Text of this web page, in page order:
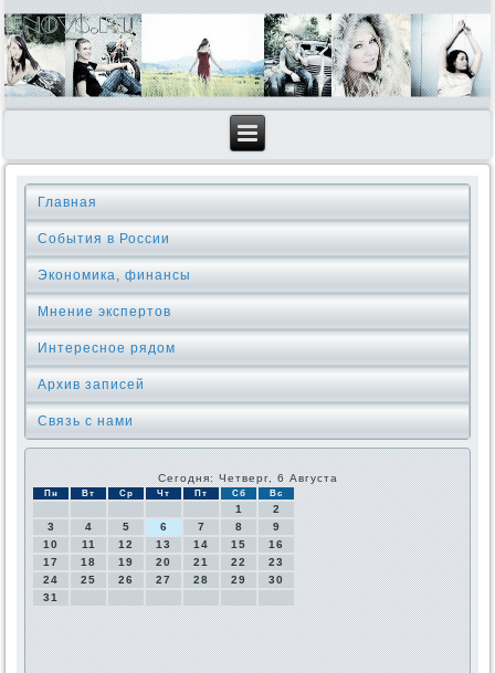
Главная
События в России
Экономика, финансы
Мнение экспертов
Интересное рядом
Архив записей
Связь с нами
Сегодня: Четверг, 6 Августа
Пн Вт Ср Чт Пт Сб Вс
1
2
3
4 5 6 7 8
9
10
11 12 13 14 15
16
17
18 19 20 21 22
23
24
25 26 27 28 29
30
31